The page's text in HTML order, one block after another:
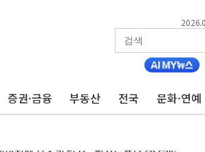
증권·금융 부동산 전국 문화·연예
울진...'두천~하당'·'올미골교' 차량 통행 선제
질식사고 발생…작업자 1명 숨져
하류서 50대 숨진 채 발견...경찰, 조사 중
래에 누적 1.48%p 차 선두 유지...金 46.01%